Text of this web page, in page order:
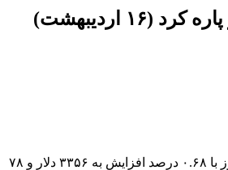
(۱۶ اردیبهشت)
قیمت هر اونس طلا امروز با ۰.۶۸ درصد افزایش به ۳۳۵۶ دلار و ۷۸